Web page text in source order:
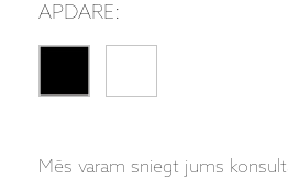
APDARE:
Mēs varam sniegt jums